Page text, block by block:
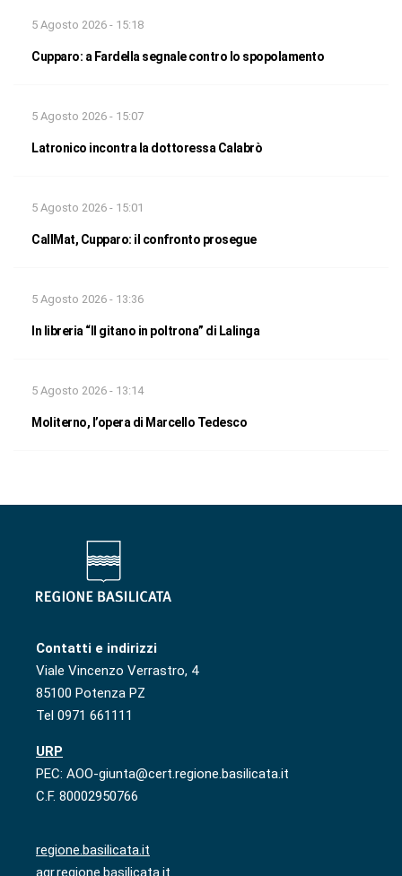
5 Agosto 2026 - 15:18
Cupparo: a Fardella segnale contro lo spopolamento
5 Agosto 2026 - 15:07
Latronico incontra la dottoressa Calabrò
5 Agosto 2026 - 15:01
CallMat, Cupparo: il confronto prosegue
5 Agosto 2026 - 13:36
In libreria “Il gitano in poltrona” di Lalinga
5 Agosto 2026 - 13:14
Moliterno, l’opera di Marcello Tedesco
Contatti e indirizzi
Viale Vincenzo Verrastro, 4
85100 Potenza PZ
Tel 0971 661111
URP
PEC: AOO-giunta@cert.regione.basilicata.it
C.F. 80002950766
regione.basilicata.it
agr.regione.basilicata.it